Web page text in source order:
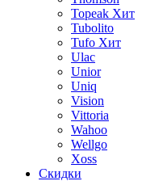
Topeak Хит
Tubolito
Tufo Хит
Ulac
Unior
Uniq
Vision
Vittoria
Wahoo
Wellgo
Xoss
Скидки